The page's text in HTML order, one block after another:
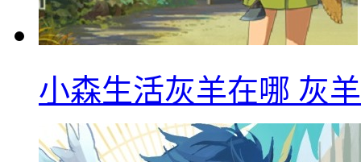
小森生活灰羊在哪 灰